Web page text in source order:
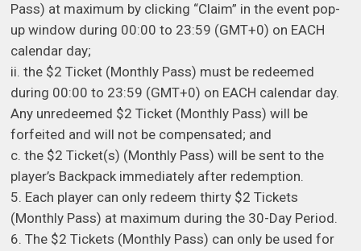
Pass) at maximum by clicking “Claim” in the event pop-
up window during 00:00 to 23:59 (GMT+0) on EACH
calendar day;
ii. the $2 Ticket (Monthly Pass) must be redeemed
during 00:00 to 23:59 (GMT+0) on EACH calendar day.
Any unredeemed $2 Ticket (Monthly Pass) will be
forfeited and will not be compensated; and
c. the $2 Ticket(s) (Monthly Pass) will be sent to the
player’s Backpack immediately after redemption.
5. Each player can only redeem thirty $2 Tickets
(Monthly Pass) at maximum during the 30-Day Period.
6. The $2 Tickets (Monthly Pass) can only be used for